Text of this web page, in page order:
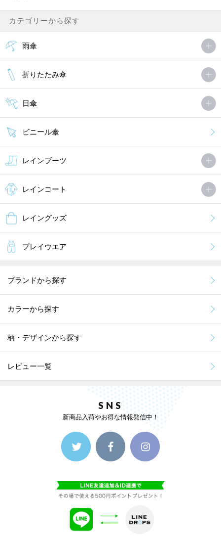
カテゴリーから探す
雨傘
折りたたみ傘
日傘
ビニール傘
レインブーツ
レインコート
レイングッズ
プレイウエア
ブランドから探す
カラーから探す
柄・デザインから探す
レビュー一覧
SNS
新商品入荷やお得な情報発信中！